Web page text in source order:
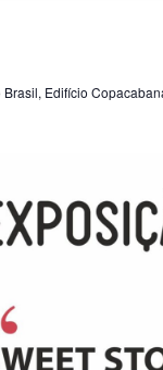
Edifício